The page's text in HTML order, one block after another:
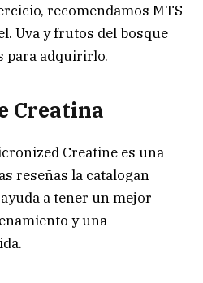
recomendamos MTS
Uva y frutos del bosque
para adquirirlo.
Creatina
Creatine es una
reseñas la catalogan
a tener un mejor
y una